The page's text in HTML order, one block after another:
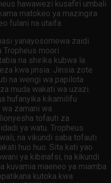
hawawezi kusafiri umbali
matokeo ya mazingira
fulani na utaifa.
yanayosomewa zaidi
Tropheus moori
na shirika kubwa la
kwa jinsia. Jinsia zote
na wengi wa papilota
muda wakati wa uzazi.
hufanyika kikamilifu
zamani wa
tofauti za
ya watu. Tropheus
na vikundi saba tofauti
huo huo. Sita kati yao
ya kibinafsi, na kikundi
kuvamia maeneo ya miamba
kutoka kwa